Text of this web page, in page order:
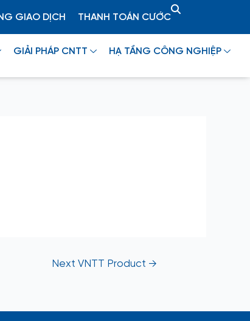
GIAO DỊCH THANH TOÁN CƯỚC
GIẢI PHÁP CNTT HẠ TẦNG CÔNG NGHIỆP
Next VNTT Product →